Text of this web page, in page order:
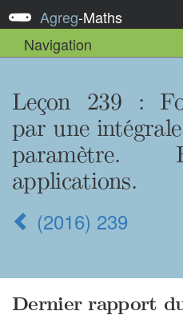
Agreg-Maths
Navigation
Leçon 239 :
par une
paramètre.
applications.
(2016) 239
Dernier rapport